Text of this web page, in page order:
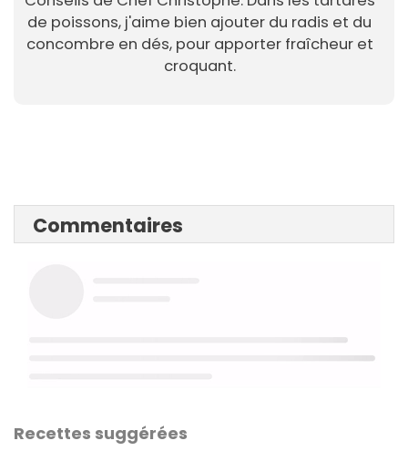
de poissons, j'aime bien ajouter du radis et du
concombre en dés, pour apporter fraîcheur et
croquant.
Commentaires
Recettes suggérées